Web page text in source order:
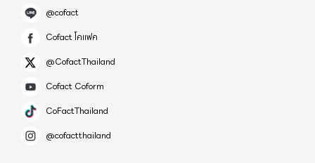
@cofact
Cofact โคแฟค
@CofactThailand
Cofact Coform
CoFactThailand
@cofactthailand